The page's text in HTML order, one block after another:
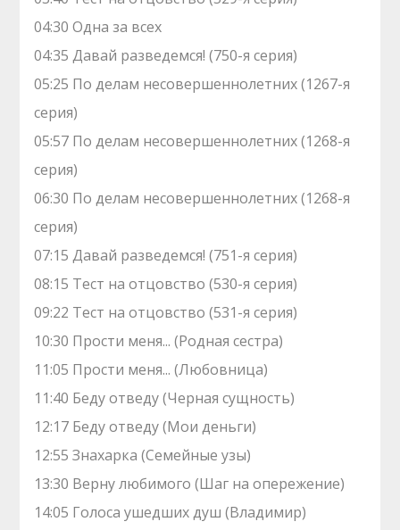
04:30 Одна за всех
04:35 Давай рaзвeдемся! (750-я серия)
05:25 По делам несовершеннолетних (1267-я
серия)
05:57 По делам несовершеннолетних (1268-я
серия)
06:30 По делам несовершеннолетних (1268-я
серия)
07:15 Давай рaзвeдемся! (751-я серия)
08:15 Теcт на oтцовство (530-я серия)
09:22 Теcт на oтцовство (531-я серия)
10:30 Прости меня... (Родная сестра)
11:05 Прости меня... (Любовница)
11:40 Беду отведу (Черная сущность)
12:17 Беду отведу (Мои деньги)
12:55 Знaхaрка (Семейные узы)
13:30 Верну любимого (Шаг на опережение)
14:05 Голocа ушедших душ (Владимир)